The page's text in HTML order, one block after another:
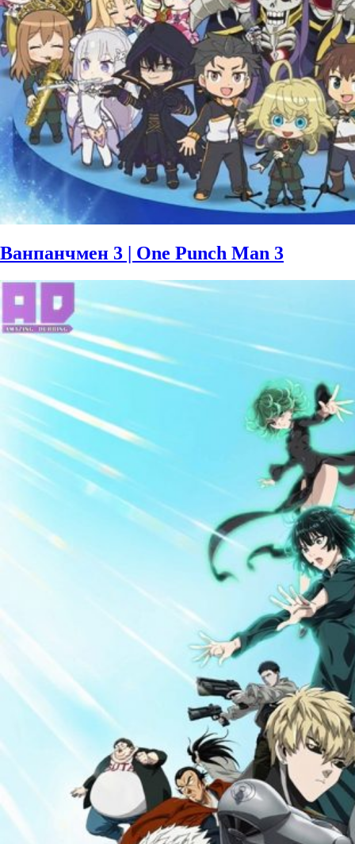
Ванпанчмен 3 | One Punch Man 3